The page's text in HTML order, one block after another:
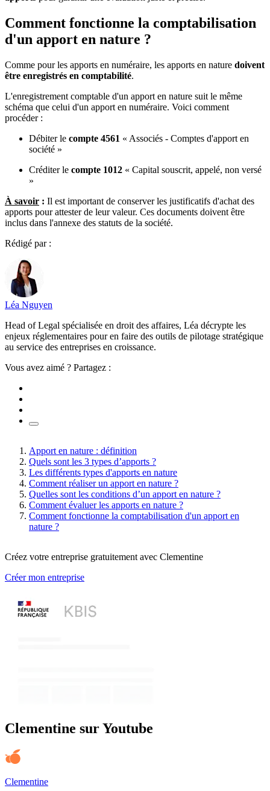
Comment fonctionne la comptabilisation
d'un apport en nature ?
Comme pour les apports en numéraire, les apports en nature doivent
être enregistrés en comptabilité.
L'enregistrement comptable d'un apport en nature suit le même
schéma que celui d'un apport en numéraire. Voici comment
procéder :
Débiter le compte 4561 « Associés - Comptes d'apport en
société »
Créditer le compte 1012 « Capital souscrit, appelé, non versé
»
À savoir : Il est important de conserver les justificatifs d'achat des
apports pour attester de leur valeur. Ces documents doivent être
inclus dans l'annexe des statuts de la société.
Rédigé par :
Léa Nguyen
Head of Legal spécialisée en droit des affaires, Léa décrypte les
enjeux réglementaires pour en faire des outils de pilotage stratégique
au service des entreprises en croissance.
Vous avez aimé ? Partagez :
Apport en nature : définition
Quels sont les 3 types d’apports ?
Les différents types d'apports en nature
Comment réaliser un apport en nature ?
Quelles sont les conditions d’un apport en nature ?
Comment évaluer les apports en nature ?
Comment fonctionne la comptabilisation d'un apport en
nature ?
Créez votre entreprise gratuitement avec Clementine
Créer mon entreprise
Clementine sur Youtube
Clementine